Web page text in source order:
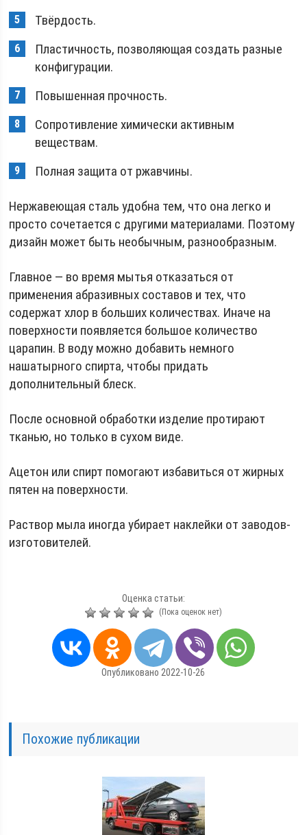
Твёрдость.
Пластичность, позволяющая создать разные
конфигурации.
Повышенная прочность.
Сопротивление химически активным
веществам.
Полная защита от ржавчины.
Нержавеющая сталь удобна тем, что она легко и
просто сочетается с другими материалами. Поэтому
дизайн может быть необычным, разнообразным.
Главное — во время мытья отказаться от
применения абразивных составов и тех, что
содержат хлор в больших количествах. Иначе на
поверхности появляется большое количество
царапин. В воду можно добавить немного
нашатырного спирта, чтобы придать
дополнительный блеск.
После основной обработки изделие протирают
тканью, но только в сухом виде.
Ацетон или спирт помогают избавиться от жирных
пятен на поверхности.
Раствор мыла иногда убирает наклейки от заводов-
изготовителей.
Оценка статьи:
(Пока оценок нет)
Опубликовано 2022-10-26
Похожие публикации